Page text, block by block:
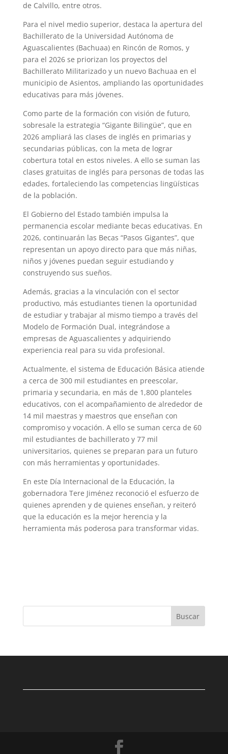
de Calvillo, entre otros.
Para el nivel medio superior, destaca la apertura del
Bachillerato de la Universidad Autónoma de
Aguascalientes (Bachuaa) en Rincón de Romos, y
para el 2026 se priorizan los proyectos del
Bachillerato Militarizado y un nuevo Bachuaa en el
municipio de Asientos, ampliando las oportunidades
educativas para más jóvenes.
Como parte de la formación con visión de futuro,
sobresale la estrategia “Gigante Bilingüe”, que en
2026 ampliará las clases de inglés en primarias y
secundarias públicas, con la meta de lograr
cobertura total en estos niveles. A ello se suman las
clases gratuitas de inglés para personas de todas las
edades, fortaleciendo las competencias lingüísticas
de la población.
El Gobierno del Estado también impulsa la
permanencia escolar mediante becas educativas. En
2026, continuarán las Becas “Pasos Gigantes”, que
representan un apoyo directo para que más niñas,
niños y jóvenes puedan seguir estudiando y
construyendo sus sueños.
Además, gracias a la vinculación con el sector
productivo, más estudiantes tienen la oportunidad
de estudiar y trabajar al mismo tiempo a través del
Modelo de Formación Dual, integrándose a
empresas de Aguascalientes y adquiriendo
experiencia real para su vida profesional.
Actualmente, el sistema de Educación Básica atiende
a cerca de 300 mil estudiantes en preescolar,
primaria y secundaria, en más de 1,800 planteles
educativos, con el acompañamiento de alrededor de
14 mil maestras y maestros que enseñan con
compromiso y vocación. A ello se suman cerca de 60
mil estudiantes de bachillerato y 77 mil
universitarios, quienes se preparan para un futuro
con más herramientas y oportunidades.
En este Día Internacional de la Educación, la
gobernadora Tere Jiménez reconoció el esfuerzo de
quienes aprenden y de quienes enseñan, y reiteró
que la educación es la mejor herencia y la
herramienta más poderosa para transformar vidas.
Buscar